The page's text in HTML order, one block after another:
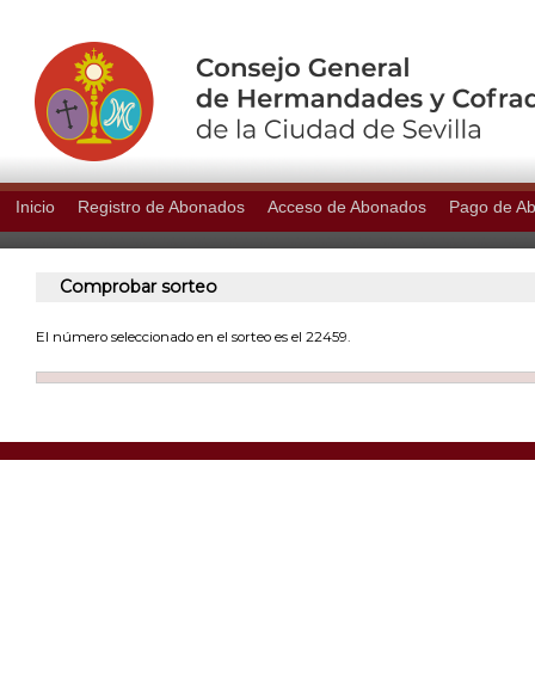
Inicio Registro de Abonados Acceso de Abonados Pago de
Comprobar sorteo
El número seleccionado en el sorteo es el 22459.